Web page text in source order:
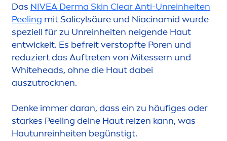
Das NIVEA Derma Skin Clear Anti-Unreinheiten
Peeling mit Salicylsäure und Niacinamid wurde
speziell für zu Unreinheiten neigende Haut
entwickelt. Es befreit verstopfte Poren und
reduziert das Auftreten von Mitessern und
Whiteheads, ohne die Haut dabei
auszutrocknen.
Denke immer daran, dass ein zu häufiges oder
starkes Peeling deine Haut reizen kann, was
Hautunreinheiten begünstigt.